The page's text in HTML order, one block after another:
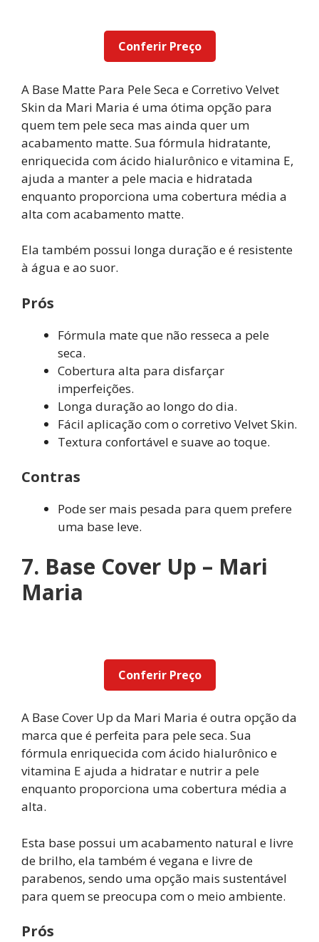
Conferir Preço
A Base Matte Para Pele Seca e Corretivo Velvet
Skin da Mari Maria é uma ótima opção para
quem tem pele seca mas ainda quer um
acabamento matte. Sua fórmula hidratante,
enriquecida com ácido hialurônico e vitamina E,
ajuda a manter a pele macia e hidratada
enquanto proporciona uma cobertura média a
alta com acabamento matte.
Ela também possui longa duração e é resistente
à água e ao suor.
Prós
Fórmula mate que não resseca a pele
seca.
Cobertura alta para disfarçar
imperfeições.
Longa duração ao longo do dia.
Fácil aplicação com o corretivo Velvet Skin.
Textura confortável e suave ao toque.
Contras
Pode ser mais pesada para quem prefere
uma base leve.
7. Base Cover Up – Mari
Maria
Conferir Preço
A Base Cover Up da Mari Maria é outra opção da
marca que é perfeita para pele seca. Sua
fórmula enriquecida com ácido hialurônico e
vitamina E ajuda a hidratar e nutrir a pele
enquanto proporciona uma cobertura média a
alta.
Esta base possui um acabamento natural e livre
de brilho, ela também é vegana e livre de
parabenos, sendo uma opção mais sustentável
para quem se preocupa com o meio ambiente.
Prós